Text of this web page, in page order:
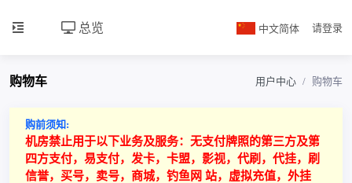
总览 中文简体 请登录
购物车 用户中心 购物车
购前须知:
机房禁止用于以下业务及服务：无支付牌照的第三方及第
四方支付，易支付，发卡，卡盟，影视，代刷，代挂，刷
信誉，买号，卖号，商城，钓鱼网 站，虚拟充值，外挂